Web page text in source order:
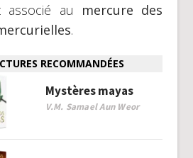
associé au mercure des
.
RECOMMANDÉES
Mystères mayas
V.M. Samael Aun Weor